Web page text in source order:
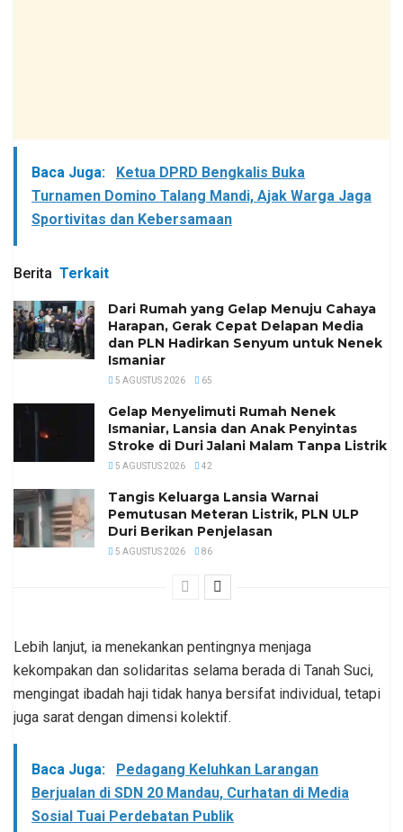
Baca Juga:
Ketua DPRD Bengkalis Buka
Turnamen Domino Talang Mandi, Ajak Warga Jaga
Sportivitas dan Kebersamaan
Berita Terkait
Dari Rumah yang Gelap Menuju Cahaya
Harapan, Gerak Cepat Delapan Media
dan PLN Hadirkan Senyum untuk Nenek
Ismaniar
5 AGUSTUS 2026 65
Gelap Menyelimuti Rumah Nenek
Ismaniar, Lansia dan Anak Penyintas
Stroke di Duri Jalani Malam Tanpa Listrik
5 AGUSTUS 2026 42
Tangis Keluarga Lansia Warnai
Pemutusan Meteran Listrik, PLN ULP
Duri Berikan Penjelasan
5 AGUSTUS 2026 86
Lebih lanjut, ia menekankan pentingnya menjaga
kekompakan dan solidaritas selama berada di Tanah Suci,
mengingat ibadah haji tidak hanya bersifat individual, tetapi
juga sarat dengan dimensi kolektif.
Baca Juga:
Pedagang Keluhkan Larangan
Berjualan di SDN 20 Mandau, Curhatan di Media
Sosial Tuai Perdebatan Publik